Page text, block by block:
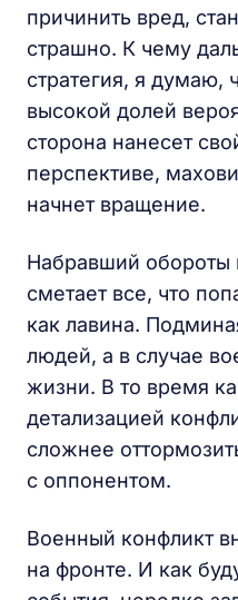
причинить вред,
страшно. К чему
стратегия, я думаю,
высокой долей
сторона нанесет
перспективе,
начнет вращение.
Набравший обороты
сметает все, что
как лавина.
людей, а в случае
жизни. В то время
детализацией
сложнее
с оппонентом.
Военный конфликт
на фронте. И как